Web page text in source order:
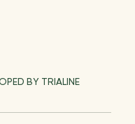
BY TRIALINE